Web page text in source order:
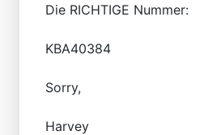
Die RICHTIGE Nummer:
KBA40384
Sorry,
Harvey